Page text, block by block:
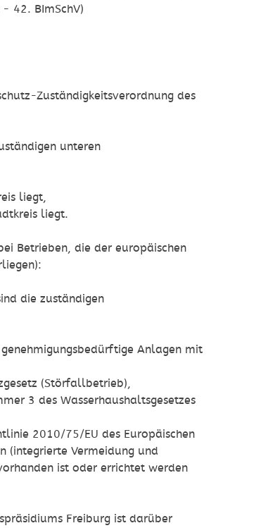
42. BImSchV)
Zuständigkeitsverordnung des
unteren
liegt,
liegt.
Betrieben, die der europäischen
die zuständigen
Anlagen mit
(Störfallbetrieb),
3 des Wasserhaushaltsgesetzes
2010/75/EU des Europäischen
(integrierte Vermeidung und
ist oder errichtet werden
Freiburg ist darüber